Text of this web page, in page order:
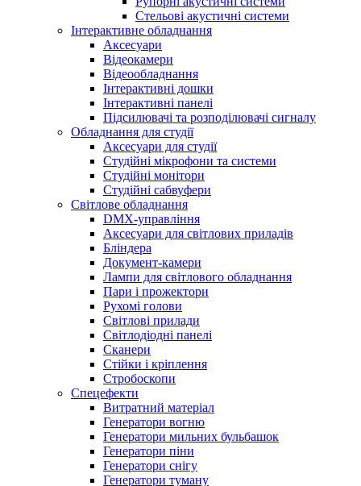
Стельові акустичні системи
Інтерактивне обладнання
Аксесуари
Відеокамери
Відеообладнання
Інтерактивні дошки
Інтерактивні панелі
Підсилювачі та розподілювачі сигналу
Обладнання для студії
Аксесуари для студії
Студійні мікрофони та системи
Студійні монітори
Студійні сабвуфери
Світлове обладнання
DMX-управління
Аксесуари для світлових приладів
Бліндера
Документ-камери
Лампи для світлового обладнання
Пари і прожектори
Рухомі голови
Світлові прилади
Світлодіодні панелі
Сканери
Стійки і кріплення
Стробоскопи
Спецефекти
Витратний матеріал
Генератори вогню
Генератори мильних бульбашок
Генератори піни
Генератори снігу
Генератори туману